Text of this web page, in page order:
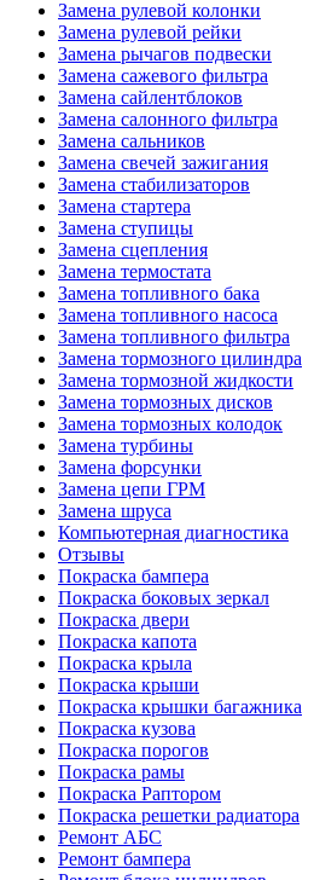
Замена рулевой колонки
Замена рулевой рейки
Замена рычагов подвески
Замена сажевого фильтра
Замена сайлентблоков
Замена салонного фильтра
Замена сальников
Замена свечей зажигания
Замена стабилизаторов
Замена стартера
Замена ступицы
Замена сцепления
Замена термостата
Замена топливного бака
Замена топливного насоса
Замена топливного фильтра
Замена тормозного цилиндра
Замена тормозной жидкости
Замена тормозных дисков
Замена тормозных колодок
Замена турбины
Замена форсунки
Замена цепи ГРМ
Замена шруса
Компьютерная диагностика
Отзывы
Покраска бампера
Покраска боковых зеркал
Покраска двери
Покраска капота
Покраска крыла
Покраска крыши
Покраска крышки багажника
Покраска кузова
Покраска порогов
Покраска рамы
Покраска Раптором
Покраска решетки радиатора
Ремонт АБС
Ремонт бампера